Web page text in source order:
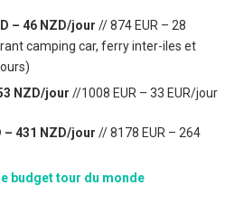
– 46 NZD/jour // 874 EUR – 28
camping car, ferry inter-iles et
NZD/jour //1008 EUR – 33 EUR/jour
– 431 NZD/jour // 8178 EUR – 264
budget tour du monde